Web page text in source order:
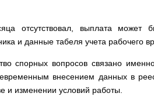
отсутствовал, выплата может
и данные табеля учета рабочего
спорных вопросов связано
внесением данных в
и изменении условий работы.